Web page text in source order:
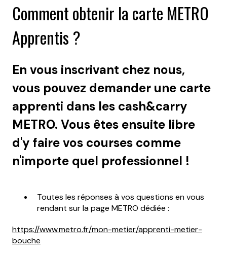
Comment obtenir la carte METRO
Apprentis ?
En vous inscrivant chez nous,
vous pouvez demander une carte
apprenti dans les cash&carry
METRO. Vous êtes ensuite libre
d'y faire vos courses comme
n'importe quel professionnel !
Toutes les réponses à vos questions en vous
rendant sur la page METRO dédiée :
https://www.metro.fr/mon-metier/apprenti-metier-
bouche